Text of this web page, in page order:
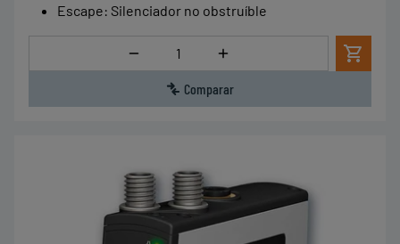
Escape: Silenciador no obstruíble
Cantidad
Comparar